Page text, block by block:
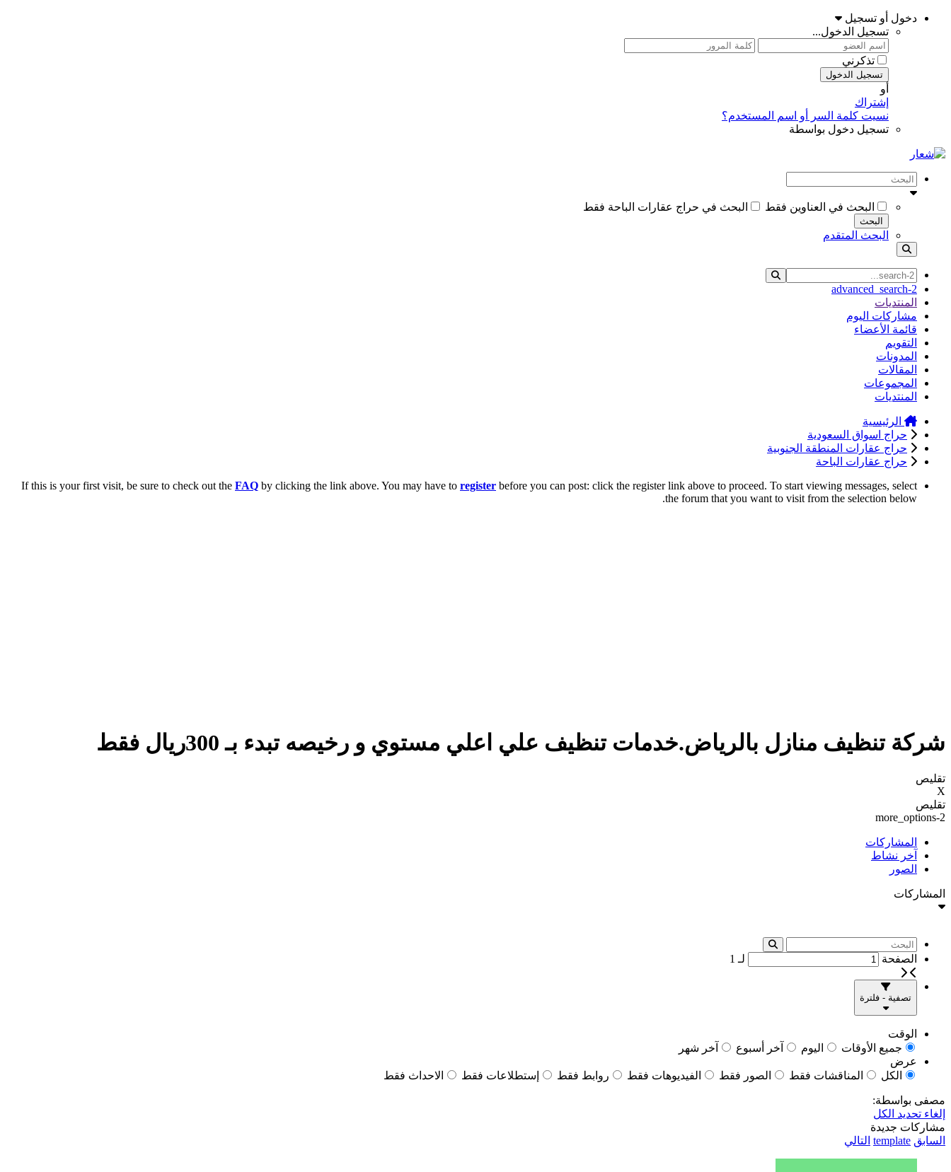
دخول أو تسجيل
تسجيل الدخول...
تذكرني
تسجيل الدخول
أو
إشتراك
نسيت كلمة السر أو اسم المستخدم؟
تسجيل دخول بواسطة
البحث في العناوين فقط البحث في حراج عقارات الباحة فقط
البحث
البحث المتقدم
advanced_search-2
المنتديات
مشاركات اليوم
قائمة الأعضاء
التقويم
المدونات
المقالات
المجموعات
المنتديات
الرئيسية
حراج اسواق السعودية
حراج عقارات المنطقة الجنوبية
حراج عقارات الباحة
If this is your first visit, be sure to check out the FAQ by clicking the link above. You may have to register before you can post: click the register link above to proceed. To start viewing messages, select
the forum that you want to visit from the selection below.
شركة تنظيف منازل بالرياض.خدمات تنظيف علي اعلي مستوي و رخيصه تبدء بـ 300ريال فقط
تقليص
X
تقليص
more_options-2
المشاركات
آخر نشاط
الصور
المشاركات
الصفحة لـ 1
تصفية - فلترة
الوقت
جميع الأوقات
اليوم آخر أسبوع
آخر شهر
عرض
الكل
المناقشات فقط الصور فقط الفيديوهات فقط روابط فقط إستطلاعات فقط الاحداث فقط
مصفى بواسطة:
إلغاء تحديد الكل
مشاركات جديدة
السابق template التالي